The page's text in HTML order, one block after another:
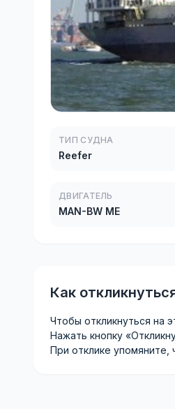
ТИП СУДНА
Reefer
ДВИГАТЕЛЬ
MAN-BW ME
Как
Чтобы откликнуться на
Нажать кнопку
При отклике упомяните,